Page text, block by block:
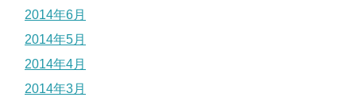
2014年6月
2014年5月
2014年4月
2014年3月